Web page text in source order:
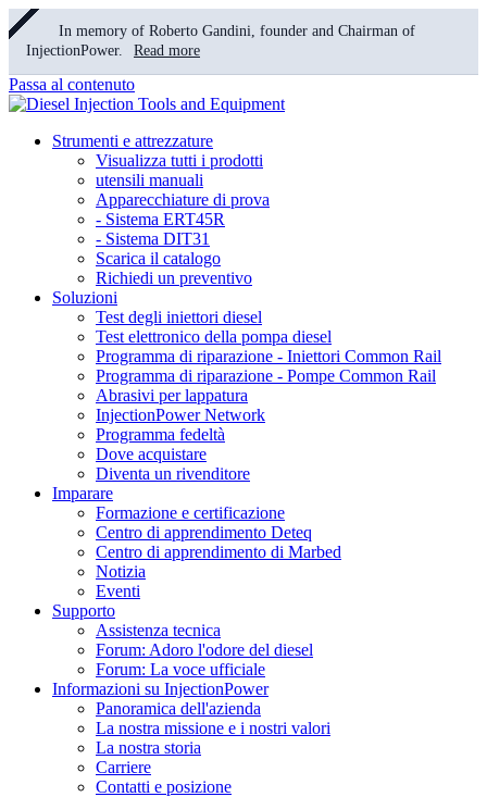
In memory of Roberto Gandini, founder and Chairman of
InjectionPower.
Read more
Passa al contenuto
Strumenti e attrezzature
Visualizza tutti i prodotti
utensili manuali
Apparecchiature di prova
- Sistema ERT45R
- Sistema DIT31
Scarica il catalogo
Richiedi un preventivo
Soluzioni
Test degli iniettori diesel
Test elettronico della pompa diesel
Programma di riparazione - Iniettori Common Rail
Programma di riparazione - Pompe Common Rail
Abrasivi per lappatura
InjectionPower Network
Programma fedeltà
Dove acquistare
Diventa un rivenditore
Imparare
Formazione e certificazione
Centro di apprendimento Deteq
Centro di apprendimento di Marbed
Notizia
Eventi
Supporto
Assistenza tecnica
Forum: Adoro l'odore del diesel
Forum: La voce ufficiale
Informazioni su InjectionPower
Panoramica dell'azienda
La nostra missione e i nostri valori
La nostra storia
Carriere
Contatti e posizione